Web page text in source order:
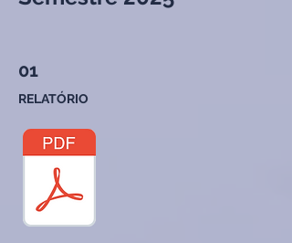
01
RELATÓRIO